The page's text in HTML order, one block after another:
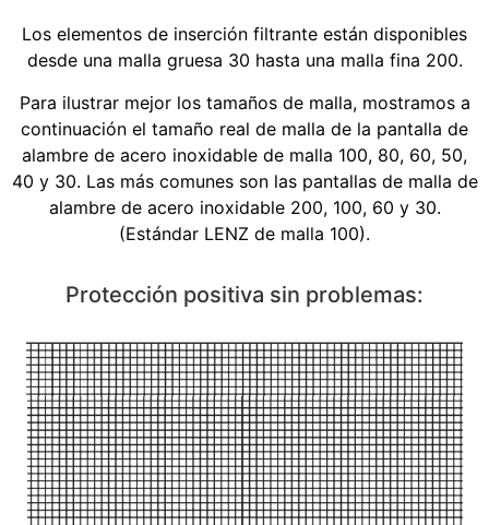
Los elementos de inserción filtrante están disponibles
desde una malla gruesa 30 hasta una malla fina 200.
Para ilustrar mejor los tamaños de malla, mostramos a
continuación el tamaño real de malla de la pantalla de
alambre de acero inoxidable de malla 100, 80, 60, 50,
40 y 30. Las más comunes son las pantallas de malla de
alambre de acero inoxidable 200, 100, 60 y 30.
(Estándar LENZ de malla 100).
Protección positiva sin problemas: